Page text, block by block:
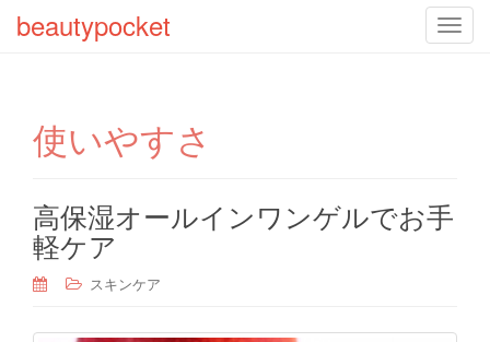
T
a
t
beautypocket
使いやすさ
高保湿オールインワンゲルでお手
軽ケア
スキンケア